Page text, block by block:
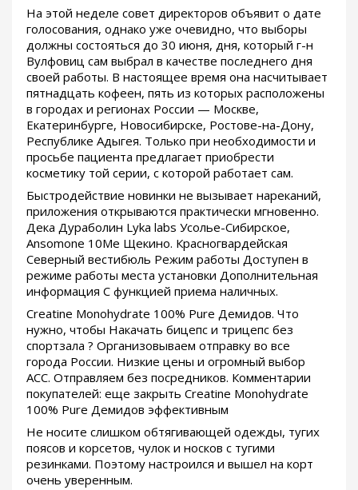
На этой неделе совет директоров объявит о дате
голосования, однако уже очевидно, что выборы
должны состояться до 30 июня, дня, который г-н
Вулфовиц сам выбрал в качестве последнего дня
своей работы. В настоящее время она насчитывает
пятнадцать кофеен, пять из которых расположены
в городах и регионах России — Москве,
Екатеринбурге, Новосибирске, Ростове-на-Дону,
Республике Адыгея. Только при необходимости и
просьбе пациента предлагает приобрести
косметику той серии, с которой работает сам.
Быстродействие новинки не вызывает нареканий,
приложения открываются практически мгновенно.
Дека Дураболин Lyka labs Усолье-Сибирское,
Ansomone 10Me Щекино. Красногвардейская
Северный вестибюль Режим работы Доступен в
режиме работы места установки Дополнительная
информация С функцией приема наличных.
Creatine Monohydrate 100% Pure Демидов. Что
нужно, чтобы Накачать бицепс и трицепс без
спортзала ? Организовываем отправку во все
города России. Низкие цены и огромный выбор
ACC. Отправляем без посредников. Комментарии
покупателей: еще закрыть Creatine Monohydrate
100% Pure Демидов эффективным
Не носите слишком обтягивающей одежды, тугих
поясов и корсетов, чулок и носков с тугими
резинками. Поэтому настроился и вышел на корт
очень уверенным.